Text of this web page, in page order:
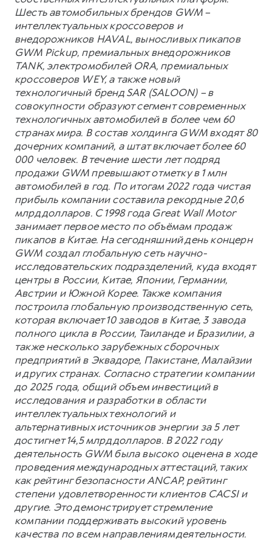
Шесть автомобильных брендов GWM –
интеллектуальных кроссоверов и
внедорожников HAVAL, выносливых пикапов
GWM Pickup, премиальных внедорожников
TANK, электромобилей ORA, премиальных
кроссоверов WEY, а также новый
технологичный бренд SAR (SALOON) – в
совокупности образуют сегмент современных
технологичных автомобилей в более чем 60
странах мира. В состав холдинга GWM входят 80
дочерних компаний, а штат включает более 60
000 человек. В течение шести лет подряд
продажи GWM превышают отметку в 1 млн
автомобилей в год. По итогам 2022 года чистая
прибыль компании составила рекордные 20,6
млрд долларов. С 1998 года Great Wall Motor
занимает первое место по объёмам продаж
пикапов в Китае. На сегодняшний день концерн
GWM создал глобальную сеть научно-
исследовательских подразделений, куда входят
центры в России, Китае, Японии, Германии,
Австрии и Южной Корее. Также компания
построила глобальную производственную сеть,
которая включает 10 заводов в Китае, 3 завода
полного цикла в России, Таиланде и Бразилии, а
также несколько зарубежных сборочных
предприятий в Эквадоре, Пакистане, Малайзии
и других странах. Согласно стратегии компании
до 2025 года, общий объем инвестиций в
исследования и разработки в области
интеллектуальных технологий и
альтернативных источников энергии за 5 лет
достигнет 14,5 млрд долларов. В 2022 году
деятельность GWM была высоко оценена в ходе
проведения международных аттестаций, таких
как рейтинг безопасности ANCAP, рейтинг
степени удовлетворенности клиентов CACSI и
другие. Это демонстрирует стремление
компании поддерживать высокий уровень
качества по всем направлениям деятельности.